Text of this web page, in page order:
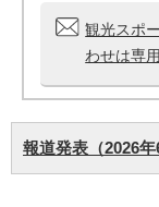
観光スポ
わせは専
報道発表（2026年